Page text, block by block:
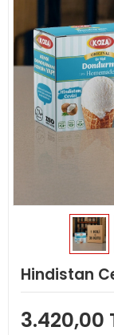
Hindistan
3.420,00